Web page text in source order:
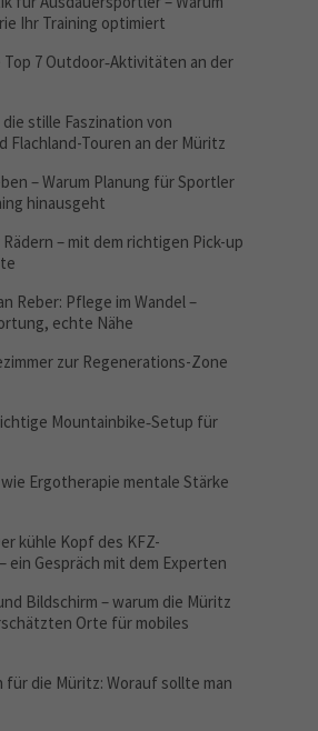
Ihr Training optimiert
Top 7 Outdoor‑Aktivitäten an der
stille Faszination von
Flachland-Touren an der Müritz
– Warum Planung für Sportler
hinausgeht
– mit dem richtigen Pick-up
Reber: Pflege im Wandel –
echte Nähe
zur Regenerations-Zone
Mountainbike‑Setup für
Ergotherapie mentale Stärke
kühle Kopf des KFZ-
ein Gespräch mit dem Experten
Bildschirm – warum die Müritz
Orte für mobiles
die Müritz: Worauf sollte man